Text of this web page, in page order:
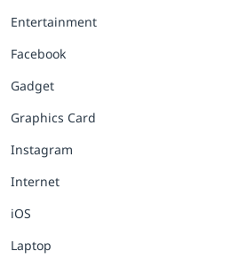
Entertainment
Facebook
Gadget
Graphics Card
Instagram
Internet
iOS
Laptop